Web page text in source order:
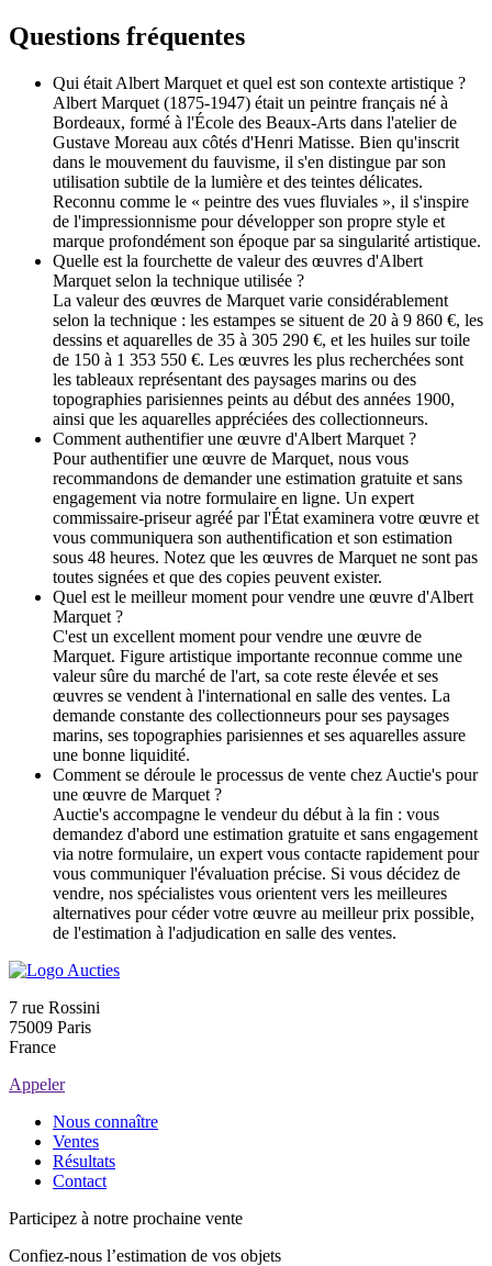
Questions fréquentes
Qui était Albert Marquet et quel est son contexte artistique ?
Albert Marquet (1875-1947) était un peintre français né à
Bordeaux, formé à l'École des Beaux-Arts dans l'atelier de
Gustave Moreau aux côtés d'Henri Matisse. Bien qu'inscrit
dans le mouvement du fauvisme, il s'en distingue par son
utilisation subtile de la lumière et des teintes délicates.
Reconnu comme le « peintre des vues fluviales », il s'inspire
de l'impressionnisme pour développer son propre style et
marque profondément son époque par sa singularité artistique.
Quelle est la fourchette de valeur des œuvres d'Albert
Marquet selon la technique utilisée ?
La valeur des œuvres de Marquet varie considérablement
selon la technique : les estampes se situent de 20 à 9 860 €, les
dessins et aquarelles de 35 à 305 290 €, et les huiles sur toile
de 150 à 1 353 550 €. Les œuvres les plus recherchées sont
les tableaux représentant des paysages marins ou des
topographies parisiennes peints au début des années 1900,
ainsi que les aquarelles appréciées des collectionneurs.
Comment authentifier une œuvre d'Albert Marquet ?
Pour authentifier une œuvre de Marquet, nous vous
recommandons de demander une estimation gratuite et sans
engagement via notre formulaire en ligne. Un expert
commissaire-priseur agréé par l'État examinera votre œuvre et
vous communiquera son authentification et son estimation
sous 48 heures. Notez que les œuvres de Marquet ne sont pas
toutes signées et que des copies peuvent exister.
Quel est le meilleur moment pour vendre une œuvre d'Albert
Marquet ?
C'est un excellent moment pour vendre une œuvre de
Marquet. Figure artistique importante reconnue comme une
valeur sûre du marché de l'art, sa cote reste élevée et ses
œuvres se vendent à l'international en salle des ventes. La
demande constante des collectionneurs pour ses paysages
marins, ses topographies parisiennes et ses aquarelles assure
une bonne liquidité.
Comment se déroule le processus de vente chez Auctie's pour
une œuvre de Marquet ?
Auctie's accompagne le vendeur du début à la fin : vous
demandez d'abord une estimation gratuite et sans engagement
via notre formulaire, un expert vous contacte rapidement pour
vous communiquer l'évaluation précise. Si vous décidez de
vendre, nos spécialistes vous orientent vers les meilleures
alternatives pour céder votre œuvre au meilleur prix possible,
de l'estimation à l'adjudication en salle des ventes.
7 rue Rossini
75009 Paris
France
Appeler
Nous connaître
Ventes
Résultats
Contact
Participez à notre prochaine vente
Confiez-nous l’estimation de vos objets